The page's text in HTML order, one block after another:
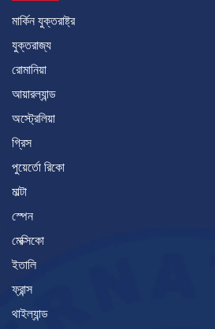
মার্কিন যুক্তরাষ্ট্র
যুক্তরাজ্য
রোমানিয়া
আয়ারল্যান্ড
অস্ট্রেলিয়া
গ্রিস
পুয়ের্তো রিকো
মাল্টা
স্পেন
মেক্সিকো
ইতালি
ফ্রান্স
থাইল্যান্ড